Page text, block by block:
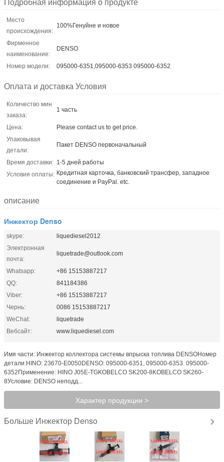
Подробная информация о продукте
Место
происхождения:
100%Генуйне и новое
Фирменное
наименование:
DENSO
Номер модели: 095000-6351,095000-6353 095000-6352
Оплата и доставка Условия
Количество мин
заказа:
1 часть
Цена:
Please contact us to get price.
Упаковывая
детали:
Пакет DENSO первоначальный
Время доставки: 1-5 дней работы
Условия оплаты: Кредитная карточка, банковский трансфер, западное
соединение и PayPal. etc.
описание
Инжектор Denso
skype:
liquediesel2012
Электронная
почта:
liquetrade@outlook.com
Whatsapp:
+86 15153887217
QQ:
841184386
Viber:
+86 15153887217
Чернь:
0086 15153887217
WeChat:
liquetrade
Вебсайт:
www.liquediesel.com
Имя части: Инжектор коллектора системы впрыска топлива DENSOНомер
детали:HINO: 23670-E0050DENSO: 095000-6351, 095000-6353. 095000-
6352Применение: HINO J05E-TGKOBELCO SK200-8KOBELCO SK260-
8Условие: DENSO неподд...
Характер продукции >
Больше Инжектор Denso